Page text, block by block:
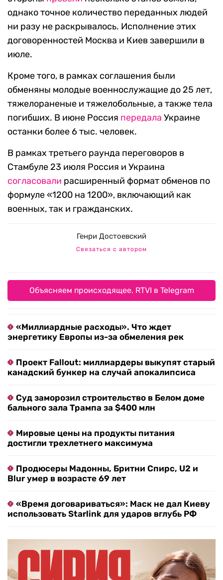
однако точное количество переданных людей
ни разу не раскрывалось. Исполнение этих
договоренностей Москва и Киев завершили в
июле.
Кроме того, в рамках соглашения были
обменяны молодые военнослужащие до 25 лет,
тяжелораненые и тяжелобольные, а также тела
погибших. В июне Россия передала Украине
останки более 6 тыс. человек.
В рамках третьего раунда переговоров в
Стамбуле 23 июля Россия и Украина
согласовали расширенный формат обменов по
формуле «1200 на 1200», включающий как
военных, так и гражданских.
Генри Достоевский
Связаться с автором
Объясняем происходящее. RTVI в Telegram
«Миллиардные расходы». Что ждет
энергетику Европы из-за обмеления рек
Проект Fallout: миллиардеры выкупят старый
канадский бункер на случай апокалипсиса
Суд заморозил строительство в Белом доме
бального зала Трампа за $400 млн
Мировые цены на продукты питания
достигли трехлетнего максимума
Продюсеры Мадонны, Бритни Спирс, U2 и
Blur умер в возрасте 69 лет
«Время договариваться»: Маск не дал Киеву
использовать Starlink для ударов вглубь РФ